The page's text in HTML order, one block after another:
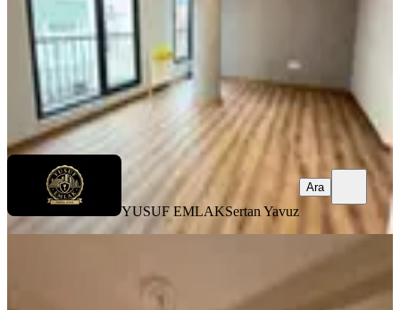
8.250.000 ₺
YUSUF EMLAKSertan Yavuz
YUSUF EMLAKSertan Yavuz
Ara
İmren Gayrimenkulden Yenimahalle
Mh. 2+1 80 M2 Amerikan Mutfaklı
2.kat Marmaraya Çok Yakın Yeni